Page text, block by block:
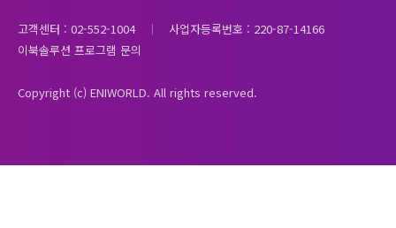
고객센터 : 02-552-1004
사업자등록번호 : 220-87-14166
이북솔루션 프로그램 문의
Copyright (c) ENIWORLD. All rights reserved.